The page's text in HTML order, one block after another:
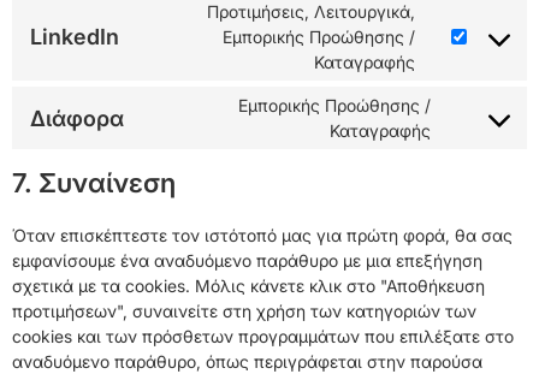
LinkedIn
Προτιμήσεις, Λειτουργικά,
Εμπορικής Προώθησης /
Καταγραφής
Διάφορα
Εμπορικής Προώθησης /
Καταγραφής
7. Συναίνεση
Όταν επισκέπτεστε τον ιστότοπό μας για πρώτη φορά, θα σας
εμφανίσουμε ένα αναδυόμενο παράθυρο με μια επεξήγηση
σχετικά με τα cookies. Μόλις κάνετε κλικ στο "Αποθήκευση
προτιμήσεων", συναινείτε στη χρήση των κατηγοριών των
cookies και των πρόσθετων προγραμμάτων που επιλέξατε στο
αναδυόμενο παράθυρο, όπως περιγράφεται στην παρούσα